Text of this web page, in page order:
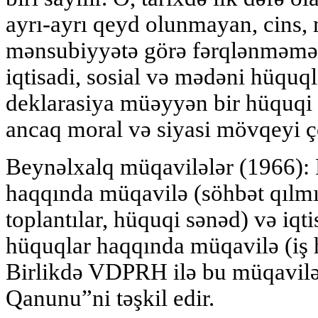
ayrı-ayrı qeyd olunmayan,
mənsubiyyətə görə
iqtisadi, sosial və mədəni
deklarasiya müəyyən bir
ancaq moral və siyasi mövqeyi
Beynəlxalq müqavilələr (1966):
haqqında müqavilə (söhbət
toplantılar, hüquqi sənəd) və
hüquqlar haqqında müqavilə (iş
Birlikdə VDPRH ilə bu
Qanunu”ni təşkil edir.